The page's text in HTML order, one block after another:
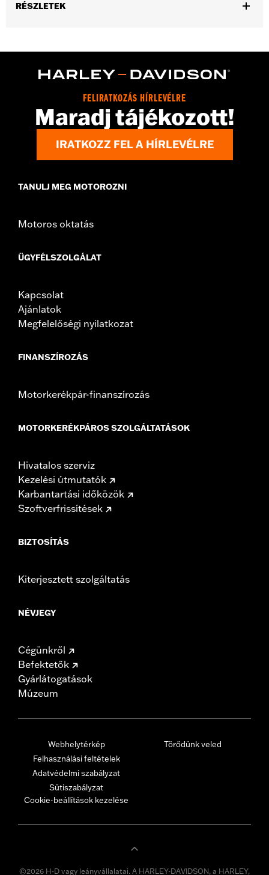
RÉSZLETEK
WARRANTY:2 year limited warranty – Go towww.h-
Imported
FELIRATKOZÁS HÍRLEVÉLRE
Maradj tájékozott!
IRATKOZZ FEL A HÍRLEVÉLRE
TANULJ MEG MOTOROZNI
Motoros oktatás
ÜGYFÉLSZOLGÁLAT
Kapcsolat
Ajánlatok
Megfelelőségi nyilatkozat
FINANSZÍROZÁS
Motorkerékpár-finanszírozás
MOTORKERÉKPÁROS SZOLGÁLTATÁSOK
Hivatalos szerviz
Kezelési útmutatók
Karbantartási időközök
Szoftverfrissítések
BIZTOSÍTÁS
Kiterjesztett szolgáltatás
NÉVJEGY
Cégünkről
Befektetők
Gyárlátogatások
Múzeum
Webhelytérkép
Felhasználási feltételek
Adatvédelmi szabályzat
Sütiszabályzat
Cookie-beállítások kezelése
Törődünk veled
©2026 H-D vagy leányvállalatai. A HARLEY-DAVIDSON, a HARLEY,